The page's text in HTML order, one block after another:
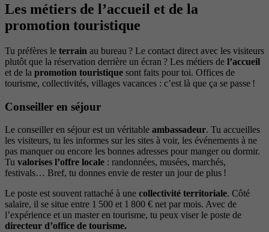
Les métiers de l’accueil et de la
promotion touristique
Tu préfères le terrain au bureau ? Le contact direct avec les visiteurs
plutôt que la réservation derrière un écran ? Les métiers de l’accueil
et de la promotion touristique sont faits pour toi. Offices de
tourisme, collectivités, villages vacances : c’est là que ça se passe !
Conseiller en séjour
Le conseiller en séjour est un véritable ambassadeur. Tu accueilles
les visiteurs, tu les informes sur les sites à voir, les événements à ne
pas manquer ou encore les bonnes adresses pour manger ou dormir.
Tu valorises l’offre locale : randonnées, musées, marchés,
festivals… Bref, tu donnes envie de rester un jour de plus !
Le poste est souvent rattaché à une collectivité territoriale. Côté
salaire, il se situe entre 1 500 et 1 800 € net par mois. Avec de
l’expérience et un master en tourisme, tu peux viser le poste de
directeur d’office de tourisme.